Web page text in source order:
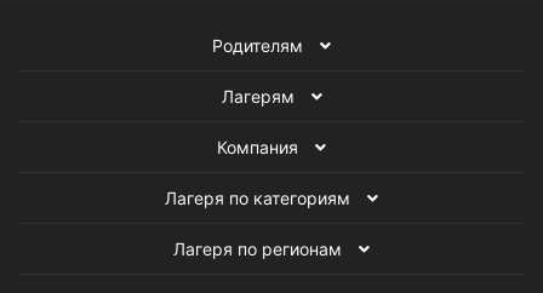
Весенние лагеря в Москве
Родителям
Лагерям
Компания
Лагеря по категориям
Лагеря по регионам